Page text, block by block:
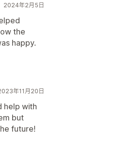
2024年2月5日
the
happy.
年11月20日
help with
but
future!